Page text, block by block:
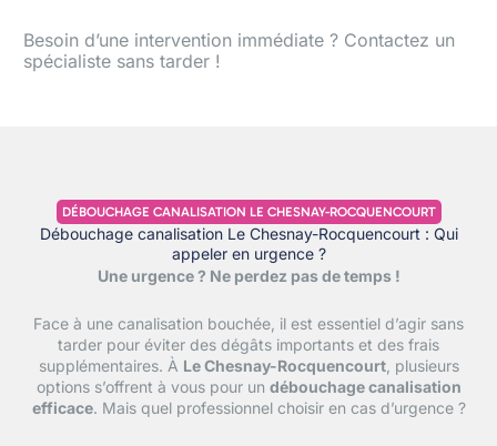
Besoin d’une intervention immédiate ? Contactez un
spécialiste sans tarder !
DÉBOUCHAGE CANALISATION LE CHESNAY-ROCQUENCOURT
Débouchage canalisation Le Chesnay-Rocquencourt : Qui
appeler en urgence ?
Une urgence ? Ne perdez pas de temps !
Face à une canalisation bouchée, il est essentiel d’agir sans
tarder pour éviter des dégâts importants et des frais
supplémentaires. À Le Chesnay-Rocquencourt, plusieurs
options s’offrent à vous pour un débouchage canalisation
efficace. Mais quel professionnel choisir en cas d’urgence ?